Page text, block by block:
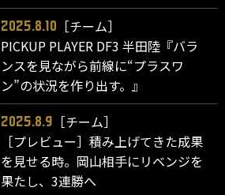
2025.8.10
［チーム］
PICKUP PLAYER DF3 半田陸『バラ
ンスを見ながら前線に“プラスワ
ン”の状況を作り出す。』
2025.8.9
［チーム］
［プレビュー］積み上げてきた成果
を見せる時。岡山相手にリベンジを
果たし、3連勝へ